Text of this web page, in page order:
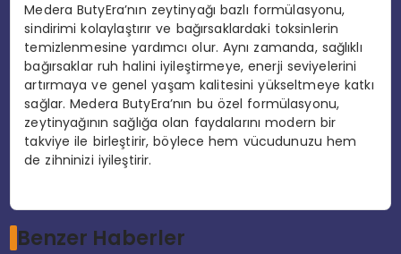
Medera ButyEra’nın zeytinyağı bazlı formülasyonu,
sindirimi kolaylaştırır ve bağırsaklardaki toksinlerin
temizlenmesine yardımcı olur. Aynı zamanda, sağlıklı
bağırsaklar ruh halini iyileştirmeye, enerji seviyelerini
artırmaya ve genel yaşam kalitesini yükseltmeye katkı
sağlar. Medera ButyEra’nın bu özel formülasyonu,
zeytinyağının sağlığa olan faydalarını modern bir
takviye ile birleştirir, böylece hem vücudunuzu hem
de zihninizi iyileştirir.
Benzer Haberler